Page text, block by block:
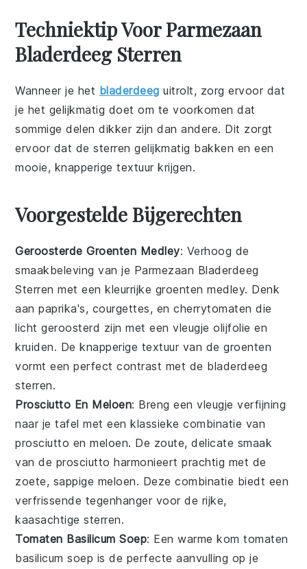
Techniektip Voor Parmezaan
Bladerdeeg Sterren
Wanneer je het bladerdeeg uitrolt, zorg ervoor dat
je het gelijkmatig doet om te voorkomen dat
sommige delen dikker zijn dan andere. Dit zorgt
ervoor dat desterren gelijkmatig bakken en een
mooie, knapperige textuur krijgen.
Voorgestelde Bijgerechten
Geroosterde Groenten Medley: Verhoog de
smaakbeleving van je Parmezaan Bladerdeeg
Sterren met een kleurrijke groenten medley. Denk
aanpaprika's, courgettes, encherrytomaten die
licht geroosterd zijn met een vleugjeolijfolie en
kruiden. De knapperige textuur van de groenten
vormt een perfect contrast met de bladerdeeg
sterren.
Prosciutto En Meloen: Breng een vleugje verfijning
naar je tafel met een klassieke combinatie van
prosciutto enmeloen. De zoute, delicate smaak
van de prosciutto harmonieert prachtig met de
zoete, sappige meloen. Deze combinatie biedt een
verfrissende tegenhanger voor de rijke,
kaasachtige sterren.
Tomaten Basilicum Soep: Een warme komtomaten
basilicum soep is de perfecte aanvulling op je